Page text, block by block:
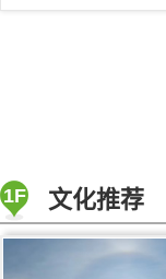
1F 文化推荐